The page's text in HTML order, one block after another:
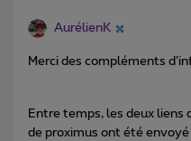
AurélienK
Merci des compléments
Entre temps, les deux
de proximus ont été